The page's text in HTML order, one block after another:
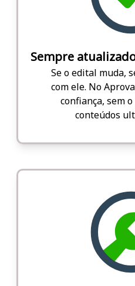
Sempre
Se o edital muda,
com ele. No
confiança, sem
conteúdos